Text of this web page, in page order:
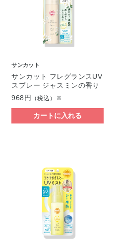
サンカット
サンカット フレグランスUV
スプレー ジャスミンの香り
968円
（税込）※
カートに入れる